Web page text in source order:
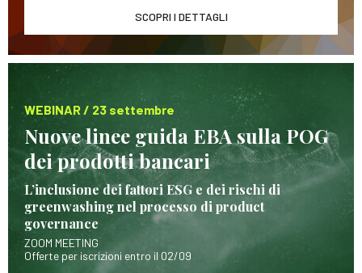
SCOPRI I DETTAGLI
WEBINAR / 23 settembre
Nuove linee guida EBA sulla POG
dei prodotti bancari
L’inclusione dei fattori ESG e dei rischi di
greenwashing nel processo di product
governance
ZOOM MEETING
Offerte per iscrizioni entro il 02/09